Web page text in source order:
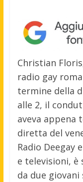
Christian
radio gay
termine della
alle 2, il
aveva appena
diretta del
Radio Deegay
e televisioni,
da due